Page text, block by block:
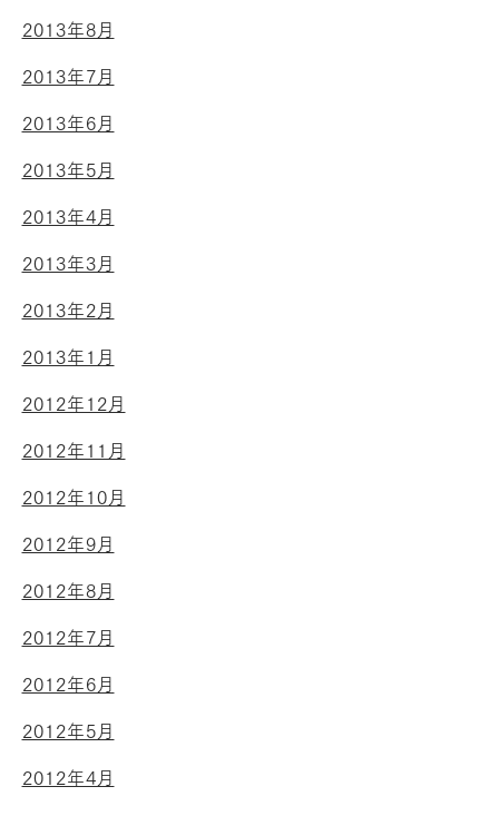
2013年8月
2013年7月
2013年6月
2013年5月
2013年4月
2013年3月
2013年2月
2013年1月
2012年12月
2012年11月
2012年10月
2012年9月
2012年8月
2012年7月
2012年6月
2012年5月
2012年4月